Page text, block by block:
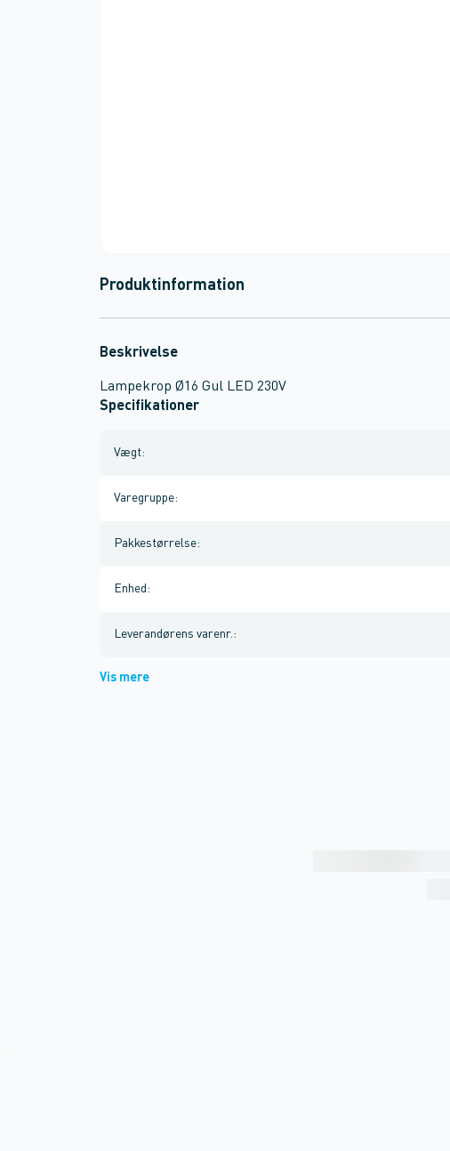
Produktinformation
Beskrivelse
Lampekrop Ø16 Gul LED 230V
Specifikationer
Vægt:
Varegruppe:
Pakkestørrelse:
Enhed :
Leverandørens varenr. :
Vis mere